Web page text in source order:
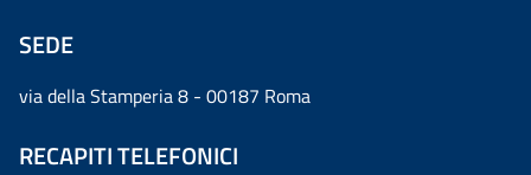
SEDE
via della Stamperia 8 - 00187 Roma
RECAPITI TELEFONICI